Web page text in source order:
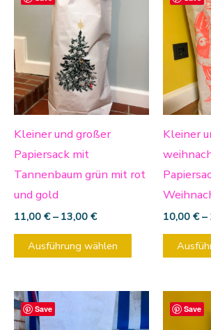
Kleiner und großer
Papiersack mit
Tannenbaum grün mit rot
und gold
11,00 €– 13,00 €
Ausführung wählen
Produkt
mehrere
auf.
Die
Optionen
können
auf
Produktseite
gewählt
Kleiner
10,00 €–
Save
Dieses
Produkt
Save